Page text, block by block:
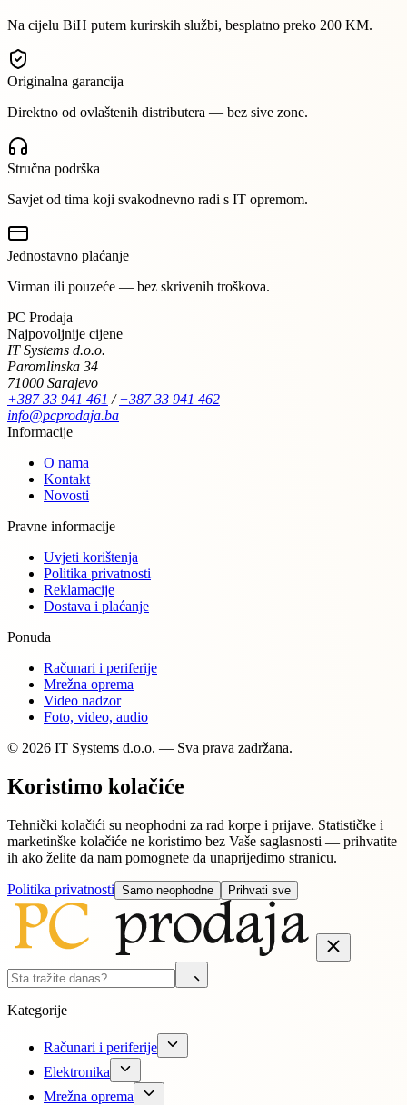
Na cijelu BiH putem kurirskih službi, besplatno preko 200 KM.
Originalna garancija
Direktno od ovlaštenih distributera — bez sive zone.
Stručna podrška
Savjet od tima koji svakodnevno radi s IT opremom.
Jednostavno plaćanje
Virman ili pouzeće — bez skrivenih troškova.
PC Prodaja
Najpovoljnije cijene
IT Systems d.o.o.
Paromlinska 34
71000 Sarajevo
+387 33 941 461 /+387 33 941 462
info@pcprodaja.ba
Informacije
O nama
Kontakt
Novosti
Pravne informacije
Uvjeti korištenja
Politika privatnosti
Reklamacije
Dostava i plaćanje
Ponuda
Računari i periferije
Mrežna oprema
Video nadzor
Foto, video, audio
© 2026 IT Systems d.o.o. — Sva prava zadržana.
Koristimo kolačiće
Tehnički kolačići su neophodni za rad korpe i prijave. Statističke i
marketinške kolačiće ne koristimo bez Vaše saglasnosti — prihvatite
ih ako želite da nam pomognete da unaprijedimo stranicu.
Politika privatnosti Samo neophodne Prihvati sve
Kategorije
Računari i periferije
Elektronika
Mrežna oprema